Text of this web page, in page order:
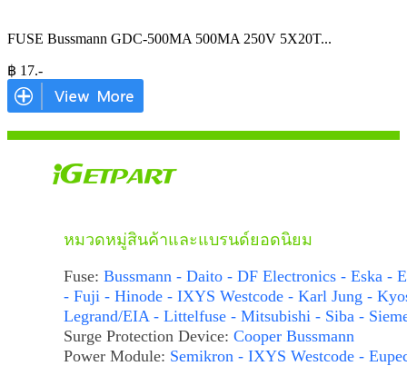
FUSE Bussmann GDC-500MA 500MA 250V 5X20T...
฿ 17.-
หมวดหมู่สินค้าและแบรนด์ยอดนิยม
Fuse: Bussmann - Daito - DF Electronics - Eska -
- Fuji - Hinode - IXYS Westcode - Karl Jung -
Legrand/EIA - Littelfuse - Mitsubishi - Siba -
Surge Protection Device: Cooper Bussmann
Power Module: Semikron - IXYS Westcode -